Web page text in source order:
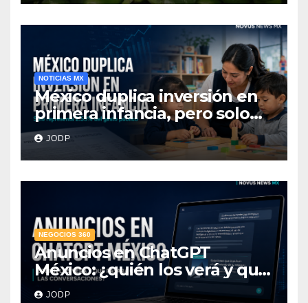
NOTICIAS MX
México duplica inversión en
primera infancia, pero solo
destina 2.53% del gasto
público
JODP
NEGOCIOS 360
Anuncios en ChatGPT
México: ¿quién los verá y qué
pasará con las
JODP